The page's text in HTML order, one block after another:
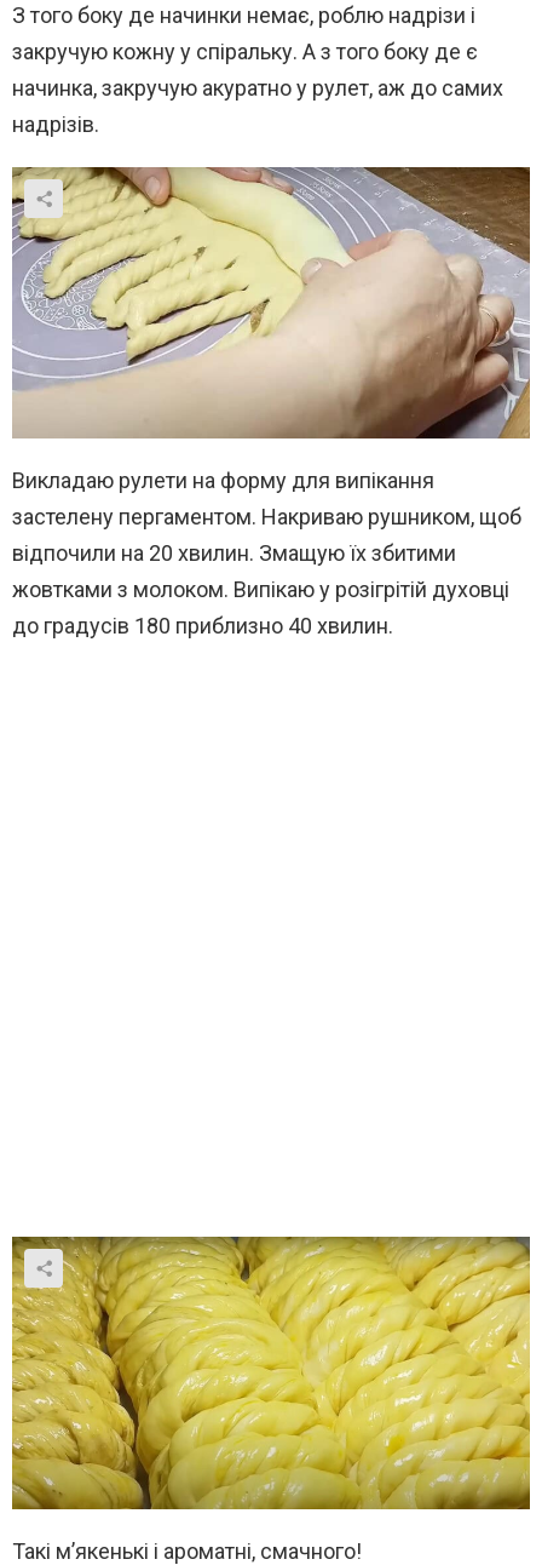
З того боку де начинки немає, роблю надрізи і
закручую кожну у спіральку. А з того боку де є
начинка, закручую акуратно у рулет, аж до самих
надрізів.
Викладаю рулети на форму для випікання
застелену пергаментом. Накриваю рушником, щоб
відпочили на 20 хвилин. Змащую їх збитими
жовтками з молоком. Випікаю у розігрітій духовці
до градусів 180 приблизно 40 хвилин.
Такі м’якенькі і ароматні, смачного!